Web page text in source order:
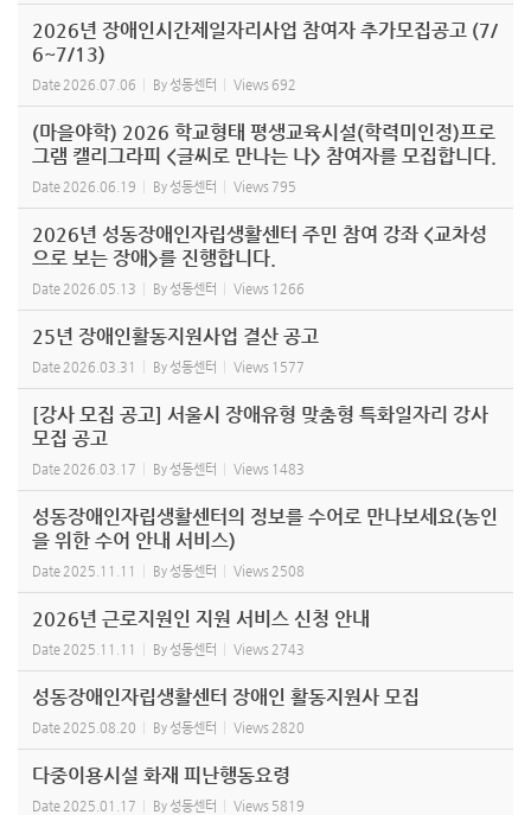
2026년 장애인시간제일자리사업 참여자 추가모집공고 (7/
6~7/13)
Date 2026.07.06 By성동센터 Views 692
(마을야학) 2026 학교형태 평생교육시설(학력미인정)프로
그램 캘리그라피 <글씨로 만나는 나> 참여자를 모집합니다.
Date 2026.06.19 By성동센터 Views 795
2026년 성동장애인자립생활센터 주민 참여 강좌 <교차성
으로 보는 장애>를 진행합니다.
Date 2026.05.13 By성동센터 Views 1266
25년 장애인활동지원사업 결산 공고
Date 2026.03.31 By성동센터 Views 1577
[강사 모집 공고] 서울시 장애유형 맞춤형 특화일자리 강사
모집 공고
Date 2026.03.17 By성동센터 Views 1483
성동장애인자립생활센터의 정보를 수어로 만나보세요(농인
을 위한 수어 안내 서비스)
Date 2025.11.11 By성동센터 Views 2508
2026년 근로지원인 지원 서비스 신청 안내
Date 2025.11.11 By성동센터 Views 2743
성동장애인자립생활센터 장애인 활동지원사 모집
Date 2025.08.20 By성동센터 Views 2820
다중이용시설 화재 피난행동요령
Date 2025.01.17 By성동센터 Views 5819